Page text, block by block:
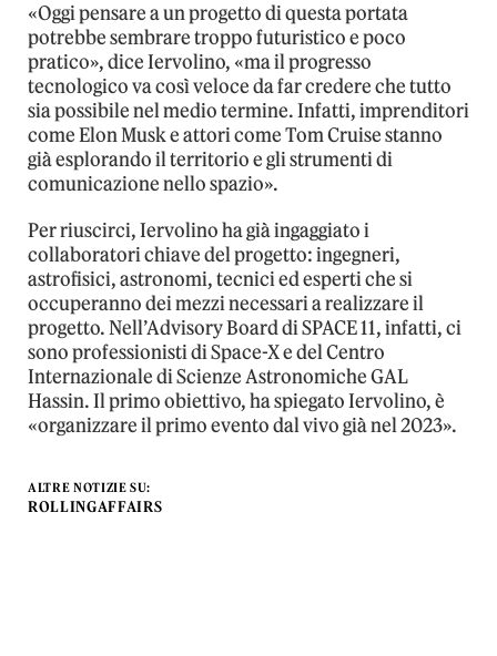
«Oggi pensare a un progetto di questa portata
potrebbe sembrare troppo futuristico e poco
pratico», dice Iervolino, «ma il progresso
tecnologico va così veloce da far credere che tutto
sia possibile nel medio termine. Infatti, imprenditori
come Elon Musk e attori come Tom Cruise stanno
già esplorando il territorio e gli strumenti di
comunicazione nello spazio».
Per riuscirci, Iervolino ha già ingaggiato i
collaboratori chiave del progetto: ingegneri,
astrofisici, astronomi, tecnici ed esperti che si
occuperanno dei mezzi necessari a realizzare il
progetto. Nell’Advisory Board di SPACE 11, infatti, ci
sono professionisti di Space-X e del Centro
Internazionale di Scienze Astronomiche GAL
Hassin. Il primo obiettivo, ha spiegato Iervolino, è
«organizzare il primo evento dal vivo già nel 2023».
ALTRE NOTIZIE SU:
ROLLINGAFFAIRS